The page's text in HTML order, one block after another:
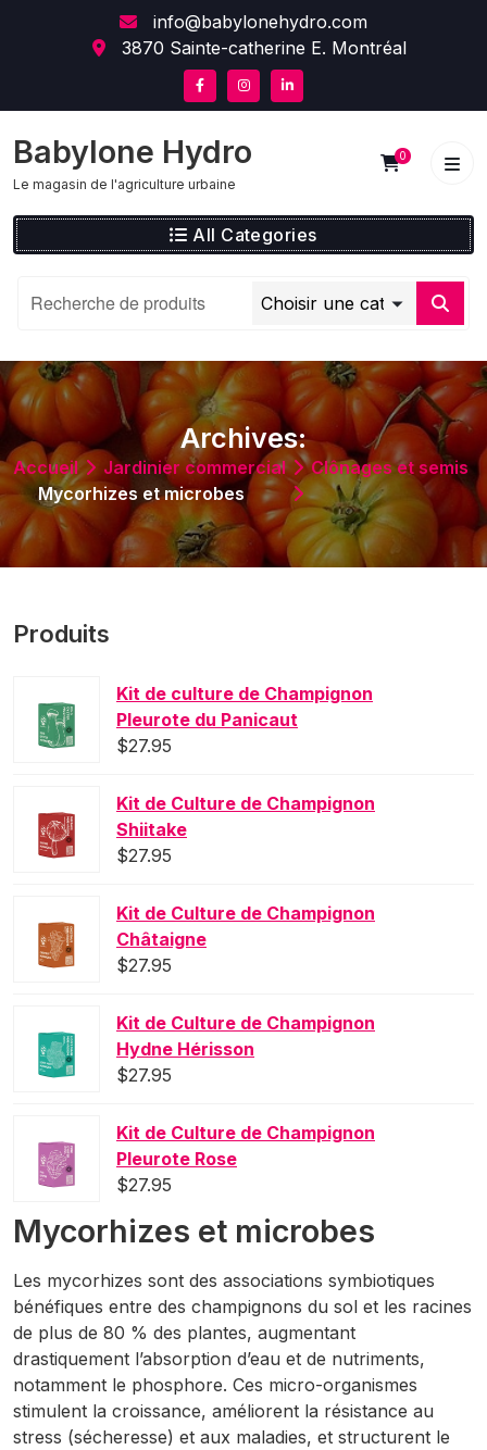
info@babylonehydro.com
3870 Sainte-catherine E. Montréal
Babylone Hydro
Le magasin de l'agriculture urbaine
0
All Categories
Archives:
Accueil Jardinier commercial
Clônages et semis
Mycorhizes et microbes
Produits
Kit de culture de Champignon
Pleurote du Panicaut
$27.95
Kit de Culture de Champignon
Shiitake
$27.95
Kit de Culture de Champignon
Châtaigne
$27.95
Kit de Culture de Champignon
Hydne Hérisson
$27.95
Kit de Culture de Champignon
Pleurote Rose
$27.95
Mycorhizes et microbes
Les mycorhizes sont des associations symbiotiques
bénéfiques entre des champignons du sol et les racines
de plus de 80 % des plantes, augmentant
drastiquement l’absorption d’eau et de nutriments,
notamment le phosphore. Ces micro-organismes
stimulent la croissance, améliorent la résistance au
stress (sécheresse) et aux maladies, et structurent le